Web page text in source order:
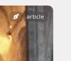
article